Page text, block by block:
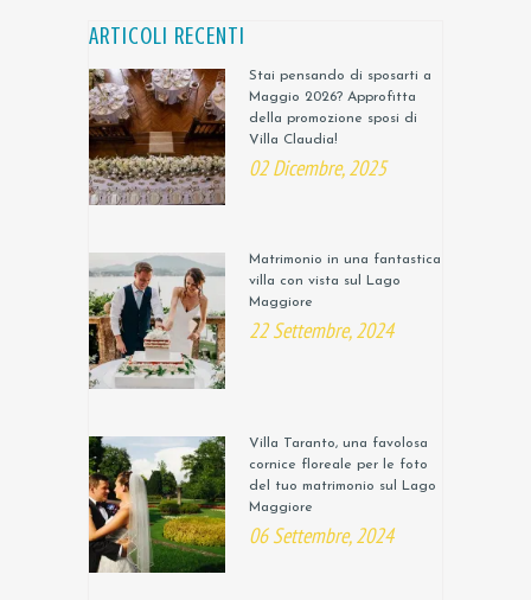
ARTICOLI RECENTI
Stai pensando di sposarti a
Maggio 2026? Approfitta
della promozione sposi di
Villa Claudia!
02 Dicembre, 2025
Matrimonio in una fantastica
villa con vista sul Lago
Maggiore
22 Settembre, 2024
Villa Taranto, una favolosa
cornice floreale per le foto
del tuo matrimonio sul Lago
Maggiore
06 Settembre, 2024